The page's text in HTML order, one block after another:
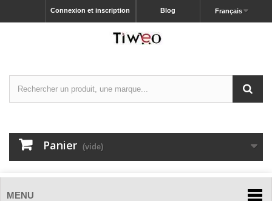
Français
Blog
Connexion et inscription
Panier (vide)
MENU